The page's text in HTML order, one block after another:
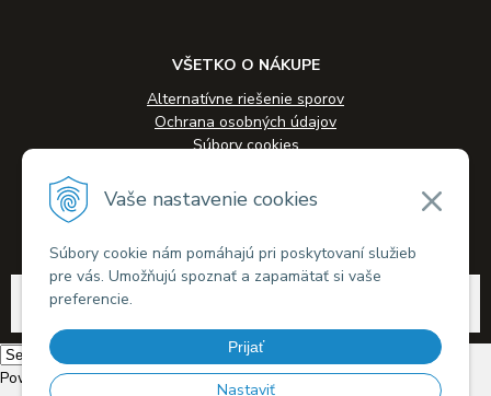
Vaše nastavenie cookies
Súbory cookie nám pomáhajú pri poskytovaní služieb
pre vás. Umožňujú spoznať a zapamätať si vaše
preferencie.
Prijať
Nastaviť
VŠETKO O NÁKUPE
Alternatívne riešenie sporov
Ochrana osobných údajov
Súbory cookies
Veľkoobchodná spolupráca
© 2026 Alkohol-eshop.sk •
Powered by Translate